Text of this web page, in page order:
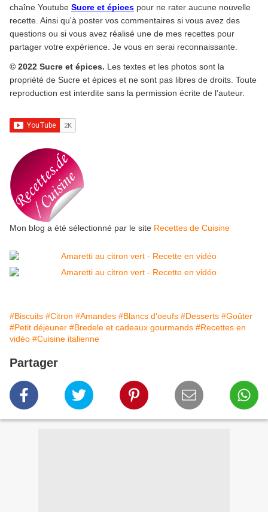
chaîne Youtube Sucre et épices pour ne rater aucune nouvelle
recette. Ainsi qu'à poster vos commentaires si vous avez des
questions ou si vous avez réalisé une de mes recettes pour
partager votre expérience. Je vous en serai reconnaissante.
© 2022 Sucre et épices. Les textes et les photos sont la
propriété de Sucre et épices et ne sont pas libres de droits. Toute
reproduction est interdite sans la permission écrite de l’auteur.
Mon blog a été sélectionné par le site Recettes de Cuisine
#Biscuits #Citron #Amandes #Blancs d'oeufs #Desserts #Goûter
#Petit déjeuner #Bredele et cadeaux gourmands #Recettes en
vidéo #Cuisine italienne
Partager